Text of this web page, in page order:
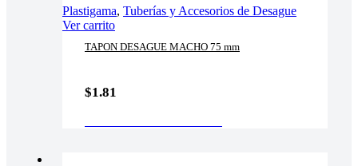
Plastigama, Tuberías y Accesorios de Desague
Ver carrito
TAPON DESAGUE MACHO 75 mm
$1.81